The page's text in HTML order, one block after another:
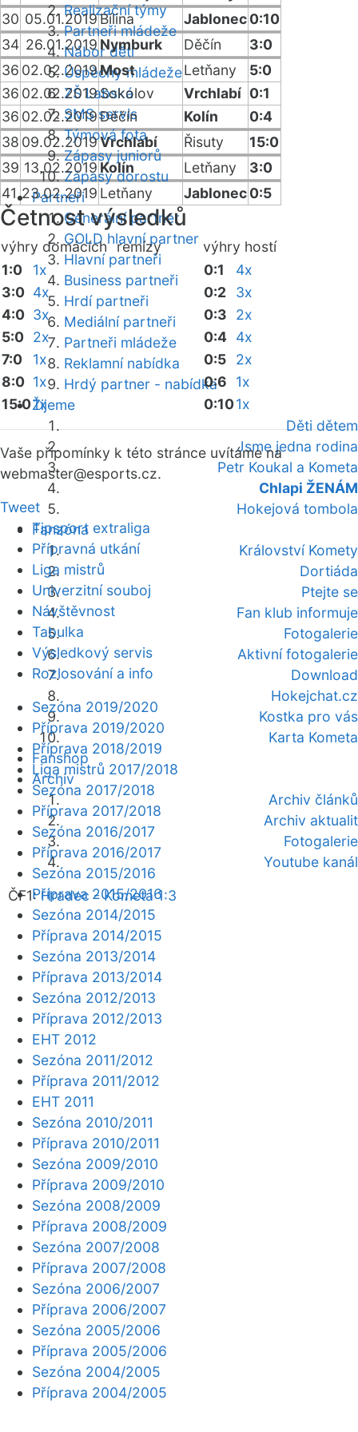
Realizační týmy
Partneři mládeže
Nábor dětí
Úspěchy mládeže
ZŠ Labská
SMS servis
Týmová fota
Zápasy juniorů
Zápasy dorostu
Partneři
Generální partner
GOLD hlavní partner
Hlavní partneři
Business partneři
Hrdí partneři
Mediální partneři
Partneři mládeže
Reklamní nabídka
Hrdý partner - nabídka
Žijeme
Děti dětem
Jsme jedna rodina
Petr Koukal a Kometa
Chlapi ŽENÁM
Hokejová tombola
Fanzóna
Království Komety
Dortiáda
Ptejte se
Fan klub informuje
Fotogalerie
Aktivní fotogalerie
Download
Hokejchat.cz
Kostka pro vás
Karta Kometa
Fanshop
Archiv
Archiv článků
Archiv aktualit
Fotogalerie
Youtube kanál
ČF1:Hradec - Kometa 1:3
30 05.01.2019Bílina Jablonec0:10
34 26.01.2019 Nymburk Děčín
3:0
36 02.02.2019Most Letňany
5:0
36 02.02.2019Sokolov Vrchlabí 0:1
36 02.02.2019Děčín Kolín
0:4
38 09.02.2019Vrchlabí Řisuty
15:0
39 13.02.2019 Kolín Letňany
3:0
41 23.02.2019 Letňany Jablonec0:5
Četnost výsledků
výhry domácíchremízy výhry hostí
1:0
1x
3:0 4x
4:0 3x
5:0 2x
7:0
1x
8:0 1x
15:01x
0:1
4x
0:2
3x
0:3
2x
0:4 4x
0:5
2x
0:6
1x
0:101x
Vaše připomínky k této stránce uvítáme na
webmaster@esports.cz.
Tweet
Tipsport extraliga
Přípravná utkání
Liga mistrů
Univerzitní souboj
Návštěvnost
Tabulka
Výsledkový servis
Rozlosování a info
Sezóna 2019/2020
Příprava 2019/2020
Příprava 2018/2019
Liga mistrů 2017/2018
Sezóna 2017/2018
Příprava 2017/2018
Sezóna 2016/2017
Příprava 2016/2017
Sezóna 2015/2016
Příprava 2015/2016
Sezóna 2014/2015
Příprava 2014/2015
Sezóna 2013/2014
Příprava 2013/2014
Sezóna 2012/2013
Příprava 2012/2013
EHT 2012
Sezóna 2011/2012
Příprava 2011/2012
EHT 2011
Sezóna 2010/2011
Příprava 2010/2011
Sezóna 2009/2010
Příprava 2009/2010
Sezóna 2008/2009
Příprava 2008/2009
Sezóna 2007/2008
Příprava 2007/2008
Sezóna 2006/2007
Příprava 2006/2007
Sezóna 2005/2006
Příprava 2005/2006
Sezóna 2004/2005
Příprava 2004/2005